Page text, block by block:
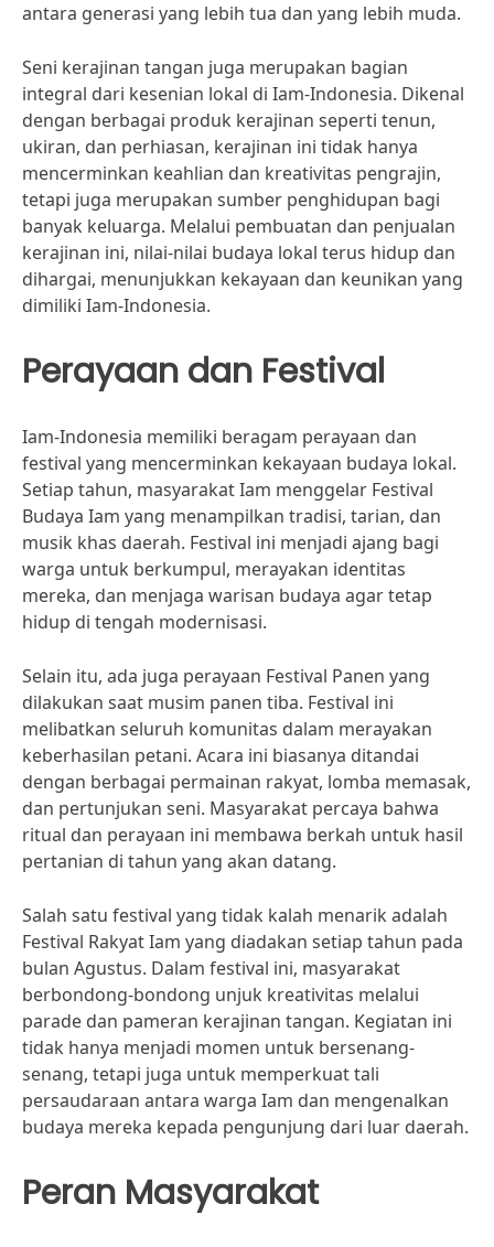
antara generasi yang lebih tua dan yang lebih muda.
Seni kerajinan tangan juga merupakan bagian
integral dari kesenian lokal di Iam-Indonesia. Dikenal
dengan berbagai produk kerajinan seperti tenun,
ukiran, dan perhiasan, kerajinan ini tidak hanya
mencerminkan keahlian dan kreativitas pengrajin,
tetapi juga merupakan sumber penghidupan bagi
banyak keluarga. Melalui pembuatan dan penjualan
kerajinan ini, nilai-nilai budaya lokal terus hidup dan
dihargai, menunjukkan kekayaan dan keunikan yang
dimiliki Iam-Indonesia.
Perayaan dan Festival
Iam-Indonesia memiliki beragam perayaan dan
festival yang mencerminkan kekayaan budaya lokal.
Setiap tahun, masyarakat Iam menggelar Festival
Budaya Iam yang menampilkan tradisi, tarian, dan
musik khas daerah. Festival ini menjadi ajang bagi
warga untuk berkumpul, merayakan identitas
mereka, dan menjaga warisan budaya agar tetap
hidup di tengah modernisasi.
Selain itu, ada juga perayaan Festival Panen yang
dilakukan saat musim panen tiba. Festival ini
melibatkan seluruh komunitas dalam merayakan
keberhasilan petani. Acara ini biasanya ditandai
dengan berbagai permainan rakyat, lomba memasak,
dan pertunjukan seni. Masyarakat percaya bahwa
ritual dan perayaan ini membawa berkah untuk hasil
pertanian di tahun yang akan datang.
Salah satu festival yang tidak kalah menarik adalah
Festival Rakyat Iam yang diadakan setiap tahun pada
bulan Agustus. Dalam festival ini, masyarakat
berbondong-bondong unjuk kreativitas melalui
parade dan pameran kerajinan tangan. Kegiatan ini
tidak hanya menjadi momen untuk bersenang-
senang, tetapi juga untuk memperkuat tali
persaudaraan antara warga Iam dan mengenalkan
budaya mereka kepada pengunjung dari luar daerah.
Peran Masyarakat